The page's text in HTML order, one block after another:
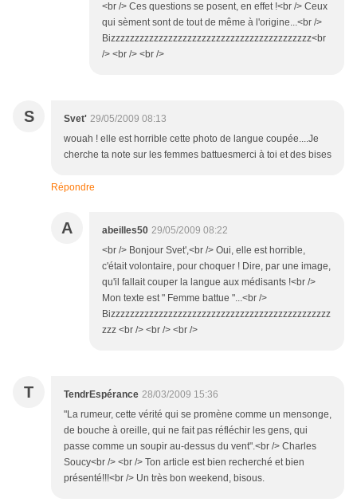
<br /> Ces questions se posent, en effet !<br /> Ceux
qui sèment sont de tout de même à l'origine...<br />
Bizzzzzzzzzzzzzzzzzzzzzzzzzzzzzzzzzzzzzzzzzz<br
/> <br /> <br />
S Svet' 29/05/2009 08:13
wouah ! elle est horrible cette photo de langue coupée....Je
cherche ta note sur les femmes battuesmerci à toi et des bises
Répondre
A abeilles50 29/05/2009 08:22
<br /> Bonjour Svet',<br /> Oui, elle est horrible,
c'était volontaire, pour choquer ! Dire, par une image,
qu'il fallait couper la langue aux médisants !<br />
Mon texte est " Femme battue "...<br />
Bizzzzzzzzzzzzzzzzzzzzzzzzzzzzzzzzzzzzzzzzzzzzzz
zzz <br /> <br /> <br />
T TendrEspérance 28/03/2009 15:36
"La rumeur, cette vérité qui se promène comme un mensonge,
de bouche à oreille, qui ne fait pas réfléchir les gens, qui
passe comme un soupir au-dessus du vent".<br /> Charles
Soucy<br /> <br /> Ton article est bien recherché et bien
présenté!!!<br /> Un très bon weekend, bisous.